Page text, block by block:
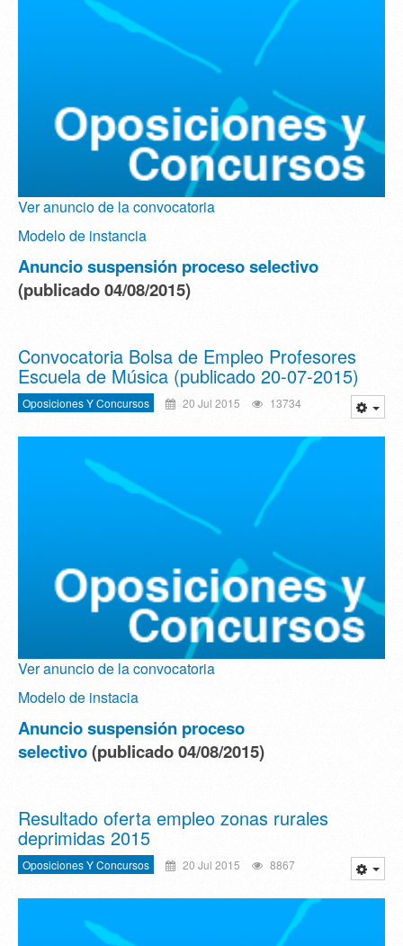
Ver anuncio de la convocatoria
Modelo de instancia
Anuncio suspensión proceso selectivo
(publicado 04/08/2015)
Convocatoria Bolsa de Empleo Profesores
Escuela de Música (publicado 20-07-2015)
Oposiciones Y Concursos 20 Jul 2015 13734
Ver anuncio de la convocatoria
Modelo de instacia
Anuncio suspensión proceso
selectivo(publicado 04/08/2015)
Resultado oferta empleo zonas rurales
deprimidas 2015
Oposiciones Y Concursos 20 Jul 2015 8867